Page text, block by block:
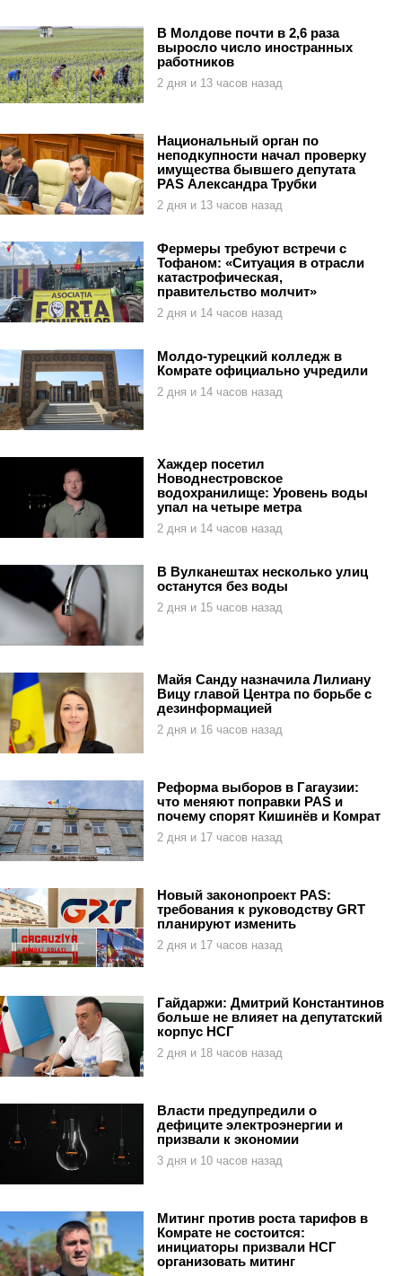
В Молдове почти в 2,6 раза
выросло число иностранных
работников
2 дня и 13 часов назад
Национальный орган по
неподкупности начал проверку
имущества бывшего депутата
PAS Александра Трубки
2 дня и 13 часов назад
Фермеры требуют встречи с
Тофаном: «Ситуация в отрасли
катастрофическая,
правительство молчит»
2 дня и 14 часов назад
Молдо-турецкий колледж в
Комрате официально учредили
2 дня и 14 часов назад
Хаждер посетил
Новоднестровское
водохранилище: Уровень воды
упал на четыре метра
2 дня и 14 часов назад
В Вулканештах несколько улиц
останутся без воды
2 дня и 15 часов назад
Майя Санду назначила Лилиану
Вицу главой Центра по борьбе с
дезинформацией
2 дня и 16 часов назад
Реформа выборов в Гагаузии:
что меняют поправки PAS и
почему спорят Кишинёв и Комрат
2 дня и 17 часов назад
Новый законопроект PAS:
требования к руководству GRT
планируют изменить
2 дня и 17 часов назад
Гайдаржи: Дмитрий Константинов
больше не влияет на депутатский
корпус НСГ
2 дня и 18 часов назад
Власти предупредили о
дефиците электроэнергии и
призвали к экономии
3 дня и 10 часов назад
Митинг против роста тарифов в
Комрате не состоится:
инициаторы призвали НСГ
организовать митинг